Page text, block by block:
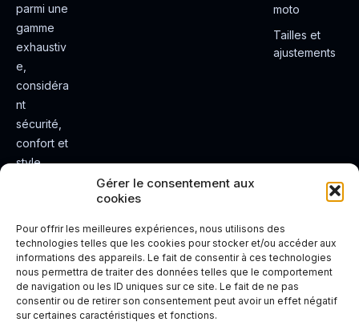
Gérer le consentement aux
cookies
Pour offrir les meilleures expériences, nous utilisons des
technologies telles que les cookies pour stocker et/ou accéder aux
informations des appareils. Le fait de consentir à ces technologies
nous permettra de traiter des données telles que le comportement
de navigation ou les ID uniques sur ce site. Le fait de ne pas
consentir ou de retirer son consentement peut avoir un effet négatif
sur certaines caractéristiques et fonctions.
parmi une
gamme
exhaustiv
e,
considéra
nt
sécurité,
confort et
style.
e de
conduite
plus sûre
et plus
agréable.
moto
Tailles et
ajustements